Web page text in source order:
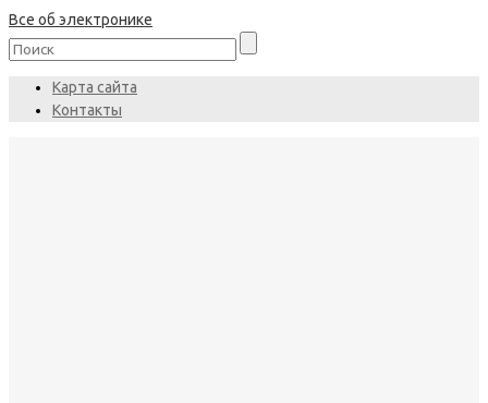
Все об электронике
Карта сайта
Контакты